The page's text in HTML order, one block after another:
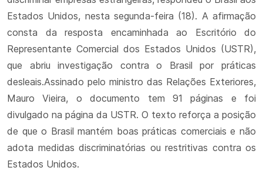
Estados Unidos, nesta segunda-feira (18). A afirmação
consta da resposta encaminhada ao Escritório do
Representante Comercial dos Estados Unidos (USTR),
que abriu investigação contra o Brasil por práticas
desleais.Assinado pelo ministro das Relações Exteriores,
Mauro Vieira, o documento tem 91 páginas e foi
divulgado na página da USTR. O texto reforça a posição
de que o Brasil mantém boas práticas comerciais e não
adota medidas discriminatórias ou restritivas contra os
Estados Unidos.